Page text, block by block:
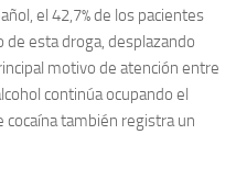
el 42,7% de los pacientes
esta droga, desplazando
motivo de atención entre
continúa ocupando el
también registra un